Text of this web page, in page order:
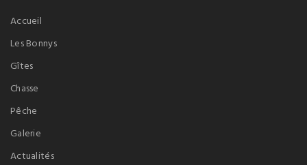
Accueil
Les Bonnys
Gîtes
Chasse
Pêche
Galerie
Actualités